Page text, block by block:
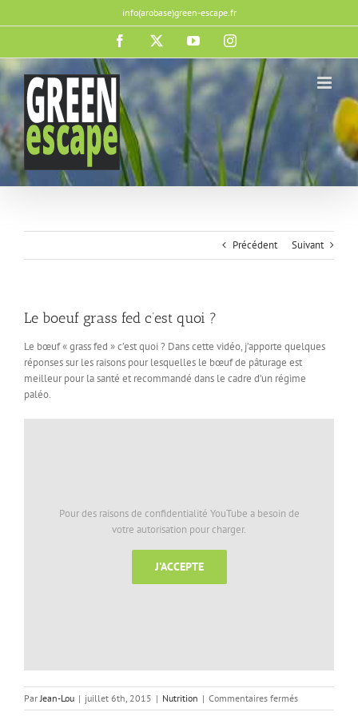
au
info(arobase)green-escape.fr
Facebook YouTubeInstagram
Précédent Suivant
Le boeuf grass fed c’est quoi ?
Le bœuf « grass fed » c’est quoi ? Dans cette vidéo, j’apporte quelques
réponses sur les raisons pour lesquelles le bœuf de pâturage est
meilleur pour la santé et recommandé dans le cadre d’un régime
paléo.
Pour des raisons de confidentialité YouTube a besoin de
votre autorisation pour charger.
J'ACCEPTE
ParJean-Lou | juillet 6th, 2015 | Nutrition | Commentaires ferméssur
Le